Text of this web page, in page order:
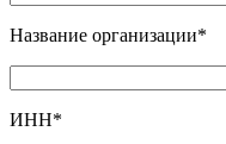
Название организации*
ИНН*